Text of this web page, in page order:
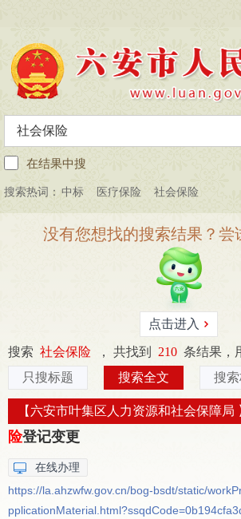
在结果中搜
搜索热词： 中标 医疗保险 社会保险
没有您想找的搜索结果？尝
点击进入
搜索 社会保险 ， 共找到 210 条结果，
只搜标题
搜索全文 搜
【六安市叶集区人力资源和社会保障局
险登记变更
在线办理
https://la.ahzwfw.gov.cn/bog-bsdt/static/